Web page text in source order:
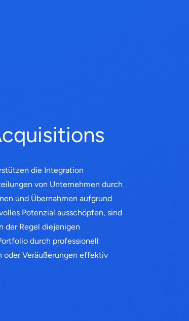
die Integration
von Unternehmen durch
und Übernahmen aufgrund
Potenzial ausschöpfen, sind
der Regel diejenigen
durch professionell
oder Veräußerungen effektiv